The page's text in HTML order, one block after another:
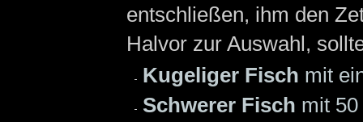
entschließen, ihm den
Halvor zur Auswahl,
Kugeliger Fisch mit
Schwerer Fisch mit